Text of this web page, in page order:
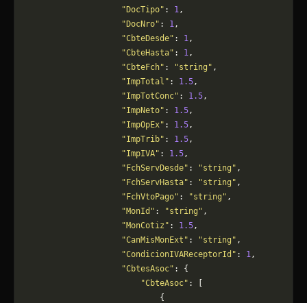
                    "DocTipo"
: 1,
                    "DocNro"
: 1,
                    "CbteDesde"
: 1,
                    "CbteHasta"
: 1,
                    "CbteFch"
: "string" ,
                    "ImpTotal"
: 1.5,
                    "ImpTotConc"
: 1.5,
                    "ImpNeto"
: 1.5,
                    "ImpOpEx"
: 1.5,
                    "ImpTrib"
: 1.5,
                    "ImpIVA"
: 1.5,
                    "FchServDesde"
: "string" ,
                    "FchServHasta"
: "string" ,
                    "FchVtoPago"
: "string" ,
                    "MonId"
: "string" ,
                    "MonCotiz"
: 1.5,
                    "CanMisMonExt"
: "string" ,
                    "CondicionIVAReceptorId"
: 1,
                    "CbtesAsoc"
: {
                        "CbteAsoc"
: [
                            {